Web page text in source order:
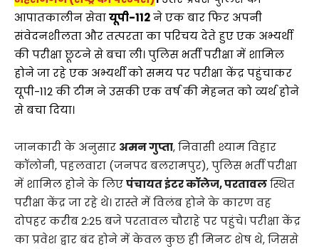
आपातकालीन सेवायूपी-112ने एक बार फिर अपनी
संवेदनशीलता और तत्परता का परिचय देते हुए एक अभ्यर्थी
की परीक्षा छूटने से बचा ली। पुलिस भर्ती परीक्षा में शामिल
होने जा रहे एक अभ्यर्थी को समय पर परीक्षा केंद्र पहुंचाकर
यूपी-112 की टीम ने उसकी एक वर्ष की मेहनत को व्यर्थ होने
से बचा दिया।
जानकारी के अनुसार अमन गुप्ता, निवासी श्याम विहार
कॉलोनी, पहलवारा (जनपद बलरामपुर), पुलिस भर्ती परीक्षा
में शामिल होने के लिएपंचायत इंटर कॉलेज, परतावलस्थित
परीक्षा केंद्र जा रहे थे। रास्ते में विलंब होने के कारण वह
दोपहर करीब 2:25 बजे परतावल चौराहे पर पहुंचे। परीक्षा केंद्र
का प्रवेश द्वार बंद होने में केवल कुछ ही मिनट शेष थे, जिससे